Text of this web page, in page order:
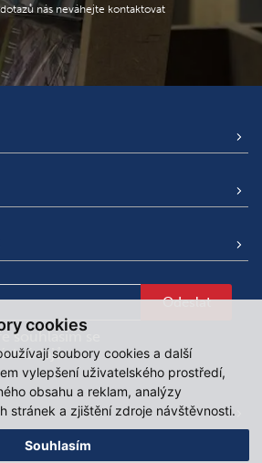
cookies
soubory cookies a další
vylepšení uživatelského prostředí,
obsahu a reklam, analýzy
stránek a zjištění zdroje návštěvnosti.
Souhlasím
nás neváhejte kontaktovat
Odeslat
souhlasím se
údajů.